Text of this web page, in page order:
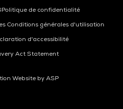
Politique de confidentialité
Conditions générales d'utilisation
d'accessibilité
Act Statement
Website by ASP